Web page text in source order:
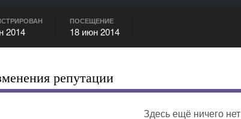
2014
ПОСЕЩЕНИЕ
18 июн 2014
репутации
Здесь ещё ничего нет